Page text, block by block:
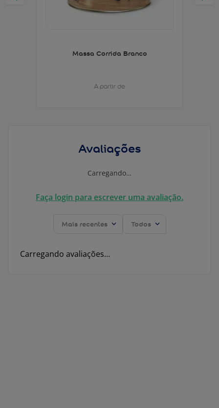
Massa Corrida Branco
A partir de
Avaliações
Carregando…
Faça login para escrever uma avaliação.
Mais recentes Todos
Carregando avaliações…